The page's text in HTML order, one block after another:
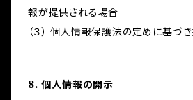
報が提供される場合
（３） 個人情報保護法の定めに基づ
8. 個人情報の開示